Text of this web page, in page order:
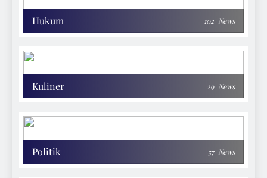
Hukum 102 News
Kuliner 29 News
Politik 57 News